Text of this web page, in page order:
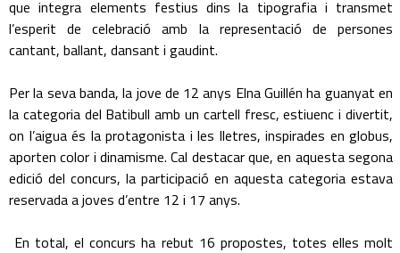
que integra elements festius dins la tipografia i transmet
l’esperit de celebració amb la representació de persones
cantant, ballant, dansant i gaudint.
Per la seva banda, la jove de 12 anys Elna Guillén ha guanyat en
la categoria del Batibull amb un cartell fresc, estiuenc i divertit,
on l’aigua és la protagonista i les lletres, inspirades en globus,
aporten color i dinamisme. Cal destacar que, en aquesta segona
edició del concurs, la participació en aquesta categoria estava
reservada a joves d’entre 12 i 17 anys.
En total, el concurs ha rebut 16 propostes, totes elles molt